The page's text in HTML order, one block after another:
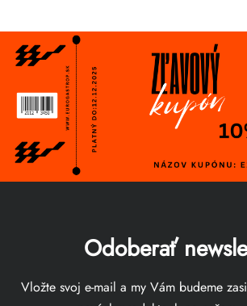
Odoberať
Vložte svoj e-mail a my Vám budeme